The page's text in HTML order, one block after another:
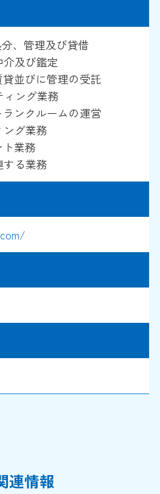
、管理及び貸借
及び鑑定
並びに管理の受託
ィング業務
ンクルームの運営
グ業務
業務
する業務
連情報